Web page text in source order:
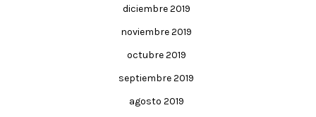
diciembre 2019
noviembre 2019
octubre 2019
septiembre 2019
agosto 2019